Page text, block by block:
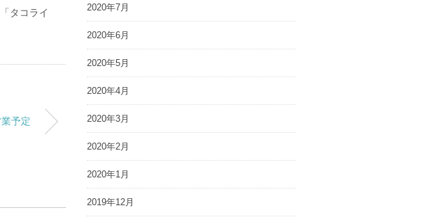
タコライ
予定
2020年7月
2020年6月
2020年5月
2020年4月
2020年3月
2020年2月
2020年1月
2019年12月